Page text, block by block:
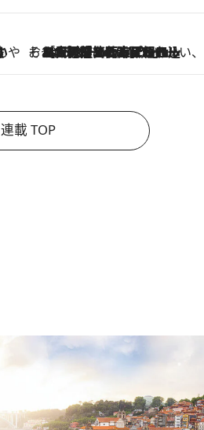
そおだよおこの関西おいしい、おやつ紀行
2026.8.9
［大阪府箕面市］一皿一皿目の前で仕上げられる、料理を巧みに組み込んだアシェットデセールコース「ミチル アシェット デセール（Michiru assiette dessert）」
連載 TOP